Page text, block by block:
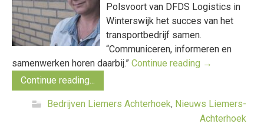
Polsvoort van DFDS Logistics in
Winterswijk het succes van het
transportbedrijf samen.
“Communiceren, informeren en
samenwerken horen daarbij.” Continue reading →
Continue reading...
Bedrijven Liemers Achterhoek, Nieuws Liemers-
Achterhoek